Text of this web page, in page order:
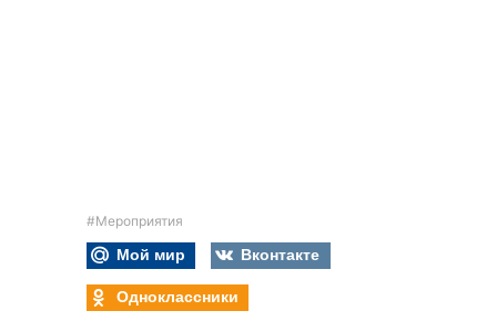
#Мероприятия
Мой мир
Вконтакте
Одноклассники